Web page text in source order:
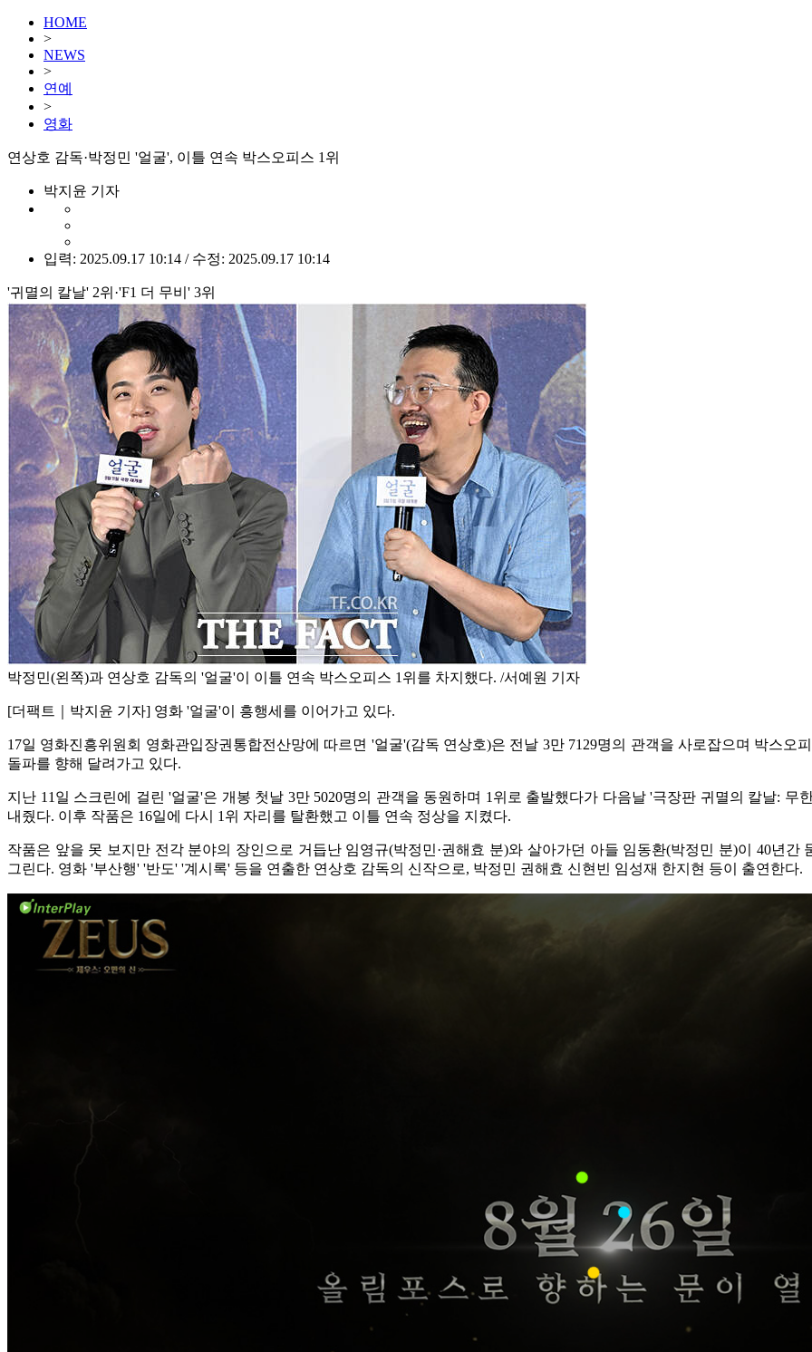
HOME
>
NEWS
>
연예
>
영화
연상호 감독·박정민 '얼굴', 이틀 연속 박스오피스 1위
박지윤 기자
입력: 2025.09.17 10:14 / 수정: 2025.09.17 10:14
'귀멸의 칼날' 2위·'F1 더 무비' 3위
박정민(왼쪽)과 연상호 감독의 '얼굴'이 이틀 연속 박스오피스 1위를 차지했다. /서예원 기자
[더팩트｜박지윤 기자] 영화 '얼굴'이 흥행세를 이어가고 있다.
17일 영화진흥위원회 영화관입장권통합전산망에 따르면 '얼굴'(감독 연상호)은 전날 3만 7129명의 관객을 사로잡으며 박스오
돌파를 향해 달려가고 있다.
지난 11일 스크린에 걸린 '얼굴'은 개봉 첫날 3만 5020명의 관객을 동원하며 1위로 출발했다가 다음날 '극장판 귀멸의 칼날:
내줬다. 이후 작품은 16일에 다시 1위 자리를 탈환했고 이틀 연속 정상을 지켰다.
작품은 앞을 못 보지만 전각 분야의 장인으로 거듭난 임영규(박정민·권해효 분)와 살아가던 아들 임동환(박정민 분)이 40년
그린다. 영화 '부산행' '반도' '계시록' 등을 연출한 연상호 감독의 신작으로, 박정민 권해효 신현빈 임성재 한지현 등이 출연한다.